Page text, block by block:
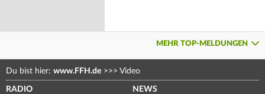
MEHR TOP-MELDUNGEN
Du bist hier: www.FFH.de >>> Video
RADIO NEWS